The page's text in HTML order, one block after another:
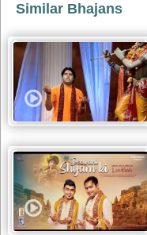
भजन
bhajans
विष्णु
भजन
vishnu
bhajans
बालक
नाथ
भजन
baba
balak
nath
bhajans
Similar Bhajans